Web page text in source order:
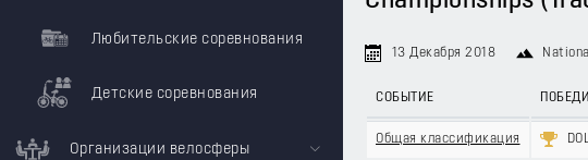
Любительские соревнования
Детские соревнования
Организации велосферы
13 Декабря 2018
СОБЫТИЕ
Общая классификация